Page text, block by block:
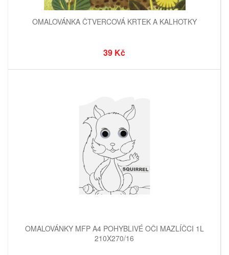
OMALOVÁNKA ČTVERCOVÁ KRTEK A KALHOTKY
39 Kč
OMALOVÁNKY MFP A4 POHYBLIVÉ OČI MAZLÍČCI 1L
210X270/16